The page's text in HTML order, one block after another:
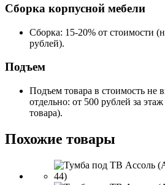
Сборка корпусной мебели
Сборка: 15-20% от стоимости
рублей).
Подъем
Подъем товара в стоимость не
отдельно: от 500 рублей за
товара).
Похожие товары